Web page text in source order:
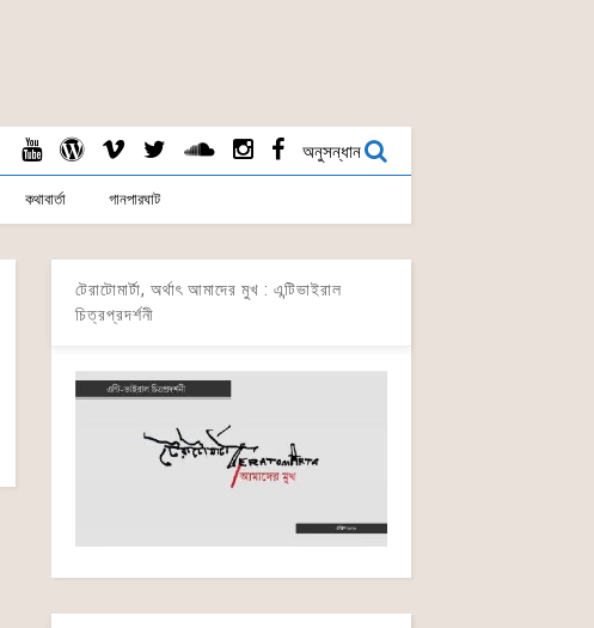
অনুসন্ধান
কথাবার্তা গানপারঘাট
টেরাটোমার্টা, অর্থাৎ আমাদের মুখ : এন্টিভাইরাল
চিত্রপ্রদর্শনী